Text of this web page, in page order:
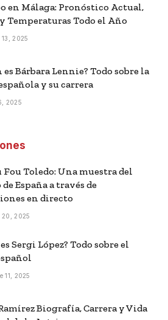
en Málaga: Pronóstico Actual,
Temperaturas Todo el Año
2025
es Bárbara Lennie? Todo sobre la
y su carrera
2025
Fou Toledo: Una muestra del
de España a través de
en directo
20, 2025
Sergi López? Todo sobre el
11, 2025
Biografía, Carrera y Vida